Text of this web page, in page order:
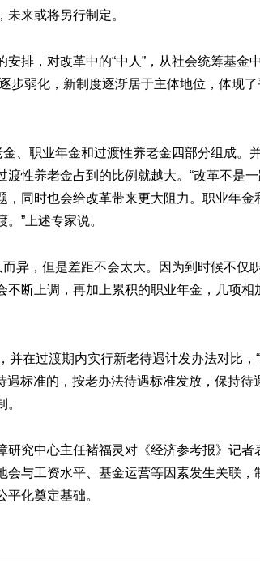
来或将另行制定。
排，对改革中的“中人”，从社会统筹基金中
步弱化，新制度逐渐居于主体地位，体现了
、职业年金和过渡性养老金四部分组成。
性养老金占到的比例就越大。“改革不是一
同时也会给改革带来更大阻力。职业年金
”上述专家说。
异，但是差距不会太大。因为到时候不仅
断上调，再加上累积的职业年金，几项相
在过渡期内实行新老待遇计发办法对比，
标准的，按老办法待遇标准发放，保持待
究中心主任褚福灵对《经济参考报》记者
与工资水平、基金运营等因素发生关联，
化奠定基础。